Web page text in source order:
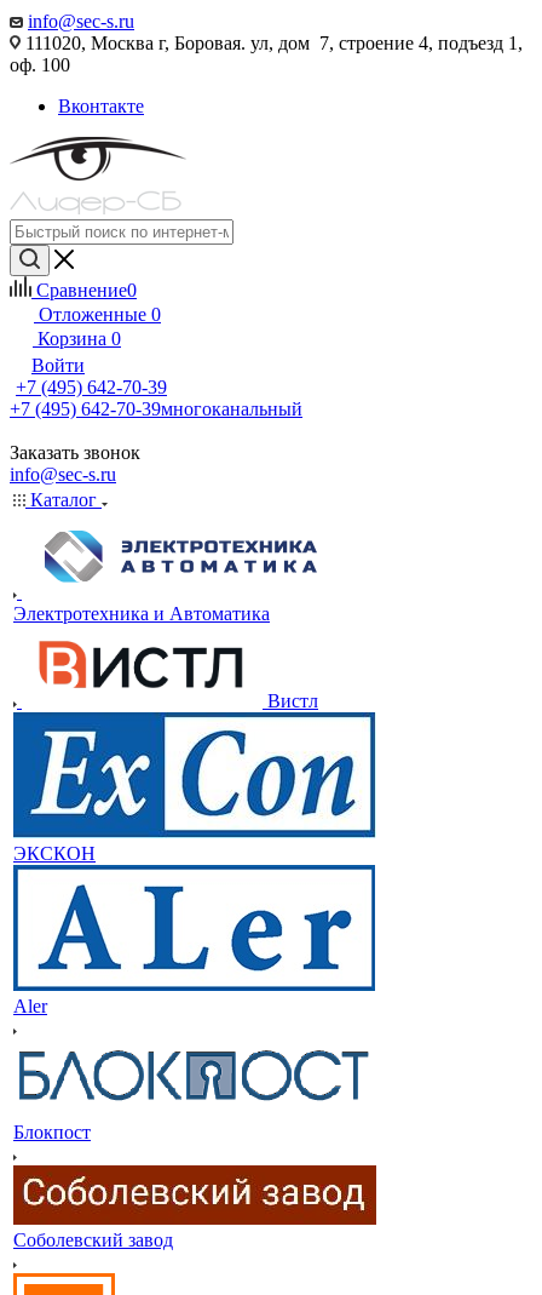
info@sec-s.ru
111020, Москва г, Боровая. ул, дом 7, строение 4, подъезд 1,
оф. 100
Вконтакте
Сравнение0
Отложенные 0
Корзина 0
Войти
+7 (495) 642-70-39
+7 (495) 642-70-39многоканальный
Заказать звонок
info@sec-s.ru
Каталог
Электротехника и Автоматика
Вистл
ЭКСКОН
Aler
Блокпост
Соболевский завод